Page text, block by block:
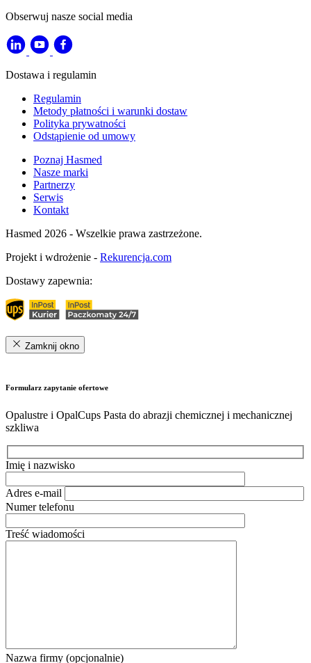
Obserwuj nasze social media
Dostawa i regulamin
Regulamin
Metody płatności i warunki dostaw
Polityka prywatności
Odstąpienie od umowy
Poznaj Hasmed
Nasze marki
Partnerzy
Serwis
Kontakt
Hasmed 2026 - Wszelkie prawa zastrzeżone.
Projekt i wdrożenie - Rekurencja.com
Dostawy zapewnia:
Zamknij okno
Formularz zapytanie ofertowe
Opalustre i OpalCups Pasta do abrazji chemicznej i mechanicznej
szkliwa
Imię i nazwisko
Adres e-mail
Numer telefonu
Treść wiadomości
Nazwa firmy (opcjonalnie)